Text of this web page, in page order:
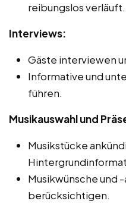
reibungslos verläuft.
Interviews:
Gäste interviewen
Informative und
führen.
Musikauswahl und
Musikstücke
Musikwünsche und
berücksichtigen.